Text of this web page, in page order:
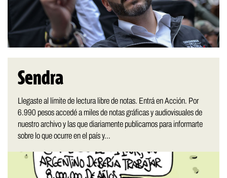
Sendra
Llegaste al límite de lectura libre de notas. Entrá en Acción. Por
6.990 pesos accedé a miles de notas gráficas y audiovisuales de
nuestro archivo y las que diariamente publicamos para informarte
sobre lo que ocurre en el país y...